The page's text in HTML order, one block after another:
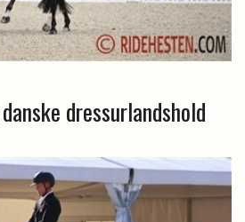
dressurlandshold